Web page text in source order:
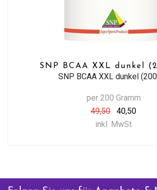
SNP BCAA XXL dunkel
SNP BCAA XXL dunkel
per 200 Gramm
49,50
40,50
inkl. MwSt